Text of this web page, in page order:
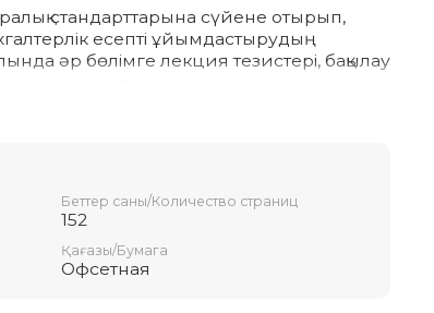
стандарттарына сүйене отырып,
есепті ұйымдастырудың
әр бөлімге лекция тезистері, бақылау
тест сұрақтары және есептер
банк атауларының орысша-қазақша
және колледж оқушыларына,
есеп және есеп беру сұрақтары
арналған.Беттер саны/Количество страниц
152
Қағазы/Бумага
Офсетная